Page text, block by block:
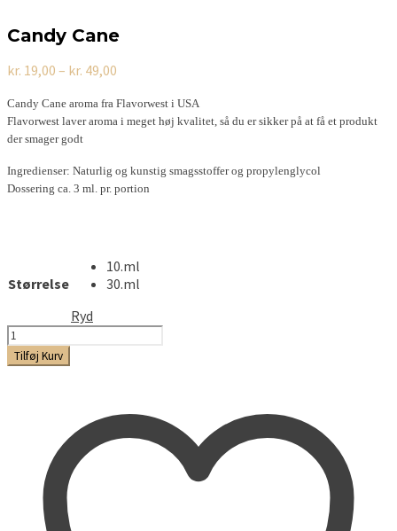
Candy Cane
kr. 19,00 – kr. 49,00
til
kr. 49,00
Candy Cane aroma fra Flavorwest i USA
Flavorwest laver aroma i meget høj kvalitet, så du er sikker på at få et produkt
der smager godt
Ingredienser: Naturlig og kunstig smagsstoffer og propylenglycol
Dossering ca. 3 ml. pr. portion
Størrelse
10.ml
30.ml
Ryd
Candy
Cane
antal
Tilføj Kurv